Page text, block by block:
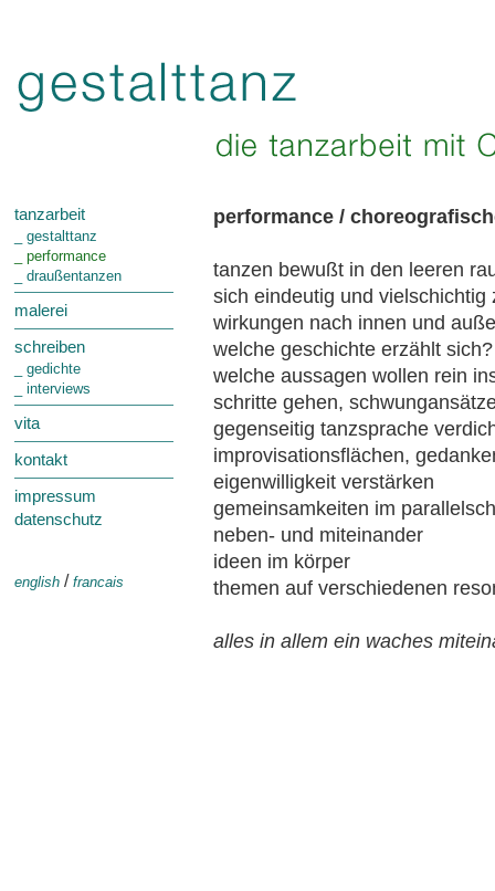
tanzarbeit
_ gestalttanz
_ performance
_ draußentanzen
malerei
schreiben
_ gedichte
_ interviews
vita
kontakt
impressum
datenschutz
english/ francais
performance /
tanzen bewußt in den leeren
sich eindeutig und vielschichtig
wirkungen nach innen und
welche geschichte erzählt sich?
welche aussagen wollen rein
schritte gehen,
gegenseitig tanzsprache
improvisationsflächen,
eigenwilligkeit verstärken
gemeinsamkeiten im
neben- und miteinander
ideen im körper
themen auf verschiedenen
alles in allem ein waches